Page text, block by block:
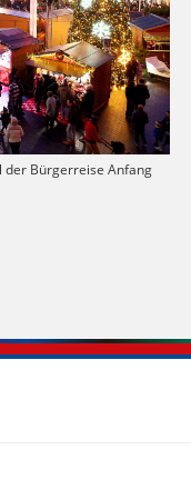
der Bürgerreise Anfang